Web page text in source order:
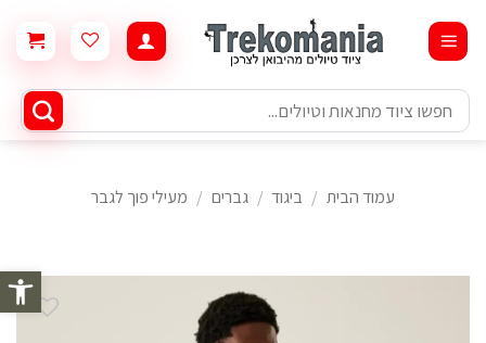
פתח
content
חיפוש
עבור:
עמוד הבית / ביגוד / גברים / מעילי פוך לגבר